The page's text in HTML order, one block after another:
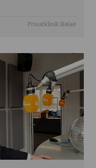
Privatklinik Belair